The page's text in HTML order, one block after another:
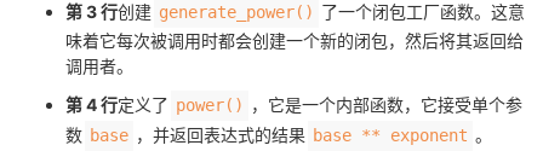
第 3 行创建 generate_power() 了一个闭包工厂函数。这意
味着它每次被调用时都会创建一个新的闭包，然后将其返回给
调用者。
第 4 行定义了 power()
，它是一个内部函数，它接受单个参
数 base ，并返回表达式的结果 base ** exponent 。